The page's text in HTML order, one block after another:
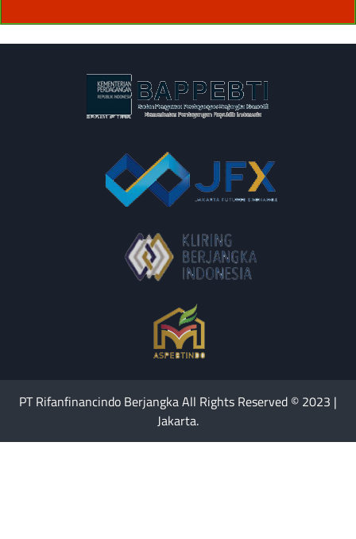
PT Rifanfinancindo Berjangka All Rights Reserved © 2023 |
Jakarta.